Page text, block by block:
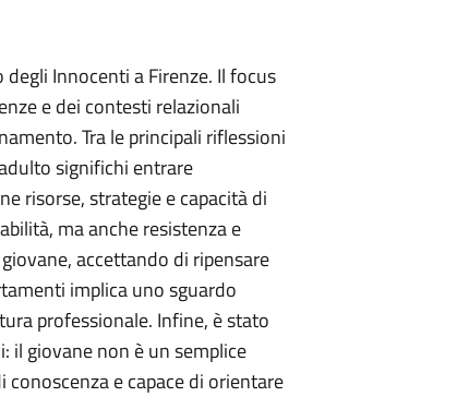
Innocenti a Firenze. Il focus
e dei contesti relazionali
Tra le principali riflessioni
significhi entrare
risorse, strategie e capacità di
ma anche resistenza e
accettando di ripensare
implica uno sguardo
professionale. Infine, è stato
il giovane non è un semplice
e capace di orientare